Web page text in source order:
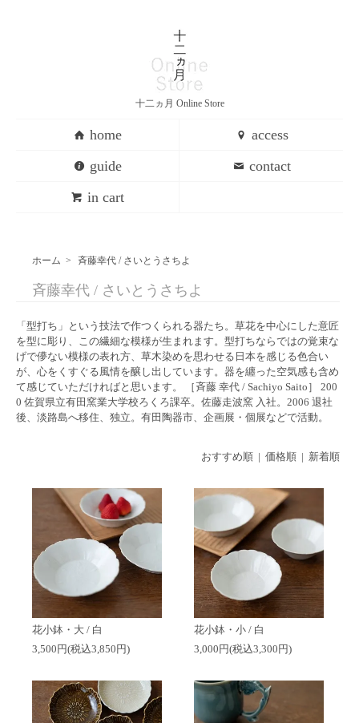
十二ヵ月 Online Store
home
access
guide
contact
in cart
ホーム > 斉藤幸代 / さいとうさちよ
斉藤幸代 / さいとうさちよ
「型打ち」という技法で作つくられる器たち。草花を中心にした意匠
を型に彫り、この繊細な模様が生まれます。型打ちならではの覚束な
げで儚ない模様の表れ方、草木染めを思わせる日本を感じる色合い
が、心をくすぐる風情を醸し出しています。器を纏った空気感も含め
て感じていただければと思います。 ［斉藤 幸代 / Sachiyo Saito］ 200
0 佐賀県立有田窯業大学校ろくろ課卒。佐藤走波窯 入社。2006 退社
後、淡路島へ移住、独立。有田陶器市、企画展・個展などで活動。
おすすめ順 | 価格順| 新着順
花小鉢・大 / 白
3,500円(税込3,850円)
花小鉢・小 / 白
3,000円(税込3,300円)